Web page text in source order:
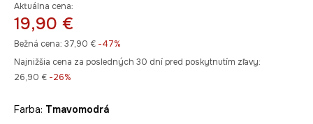
Aktuálna cena:
19,90 €
Bežná cena: 37,90 € -47%
Najnižšia cena za posledných 30 dní pred poskytnutím zľavy:
26,90 € -26%
Farba: tmavomodrá